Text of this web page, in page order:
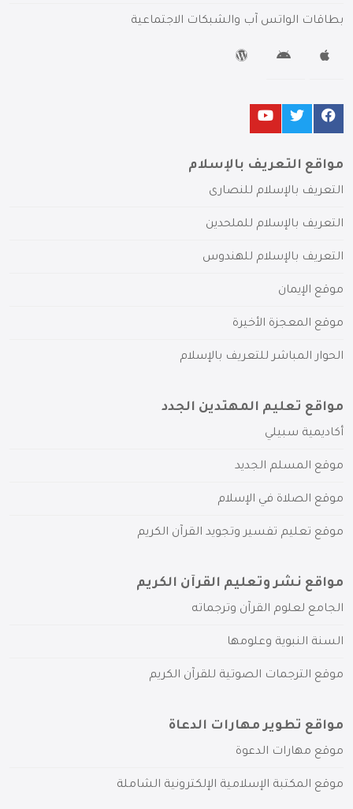
بطاقات الواتس آب والشبكات الاجتماعية
مواقع التعريف بالإسلام
التعريف بالإسلام للنصارى
التعريف بالإسلام للملحدين
التعريف بالإسلام للهندوس
موقع الإيمان
موقع المعجزة الأخيرة
الحوار المباشر للتعريف بالإسلام
مواقع تعليم المهتدين الجدد
أكاديمية سبيلي
موقع المسلم الجديد
موقع الصلاة في الإسلام
موقع تعليم تفسير وتجويد القرآن الكريم
مواقع نشر وتعليم القرآن الكريم
الجامع لعلوم القرآن وترجماته
السنة النبوية وعلومها
موقع الترجمات الصوتية للقرآن الكريم
مواقع تطوير مهارات الدعاة
موقع مهارات الدعوة
موقع المكتبة الإسلامية الإلكترونية الشاملة